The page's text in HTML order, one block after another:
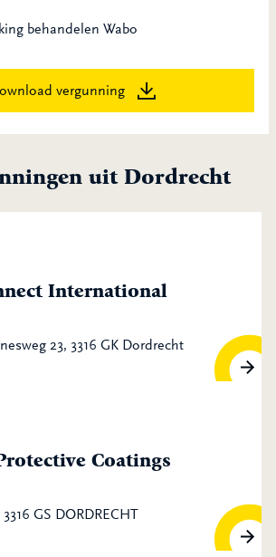
behandelen Wabo
vergunning
uit Dordrecht
International
23, 3316 GK Dordrecht
Coatings
GS DORDRECHT